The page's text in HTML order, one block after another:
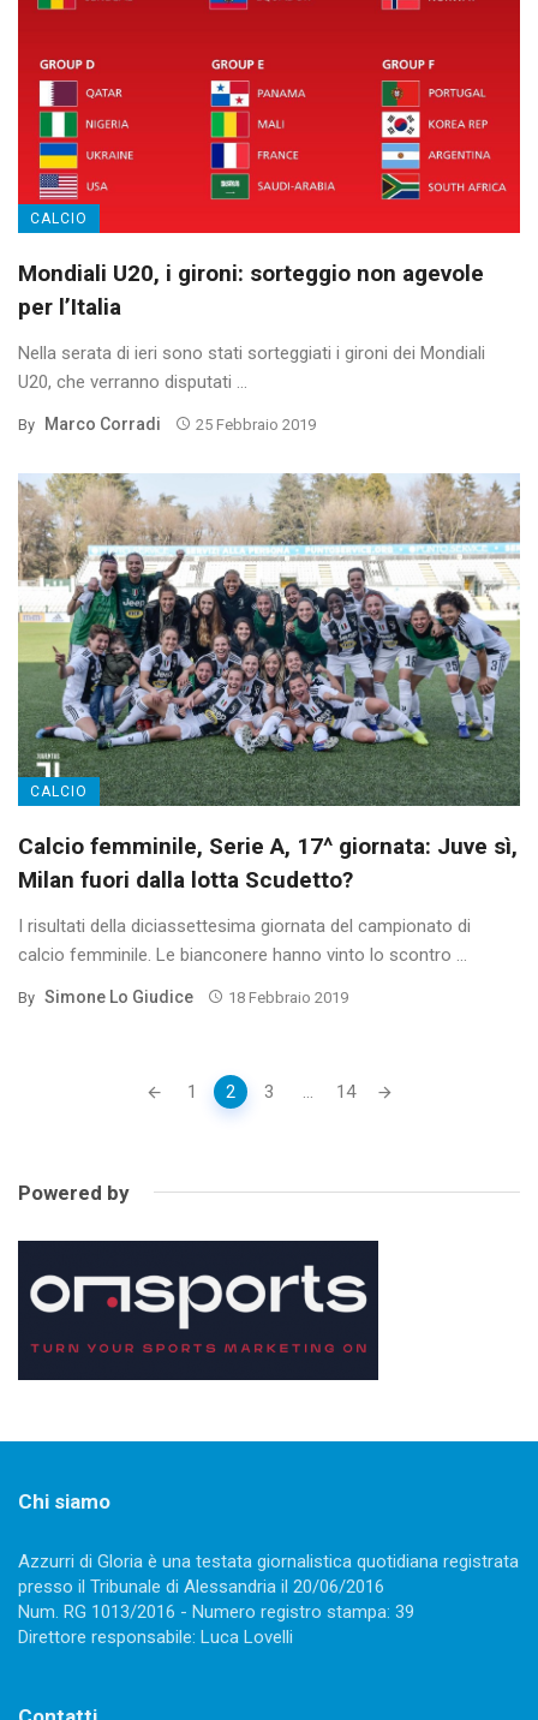
CALCIO
Mondiali U20, i gironi: sorteggio non agevole
per l’Italia
Nella serata di ieri sono stati sorteggiati i gironi dei Mondiali
U20, che verranno disputati ...
By Marco Corradi 25 Febbraio 2019
CALCIO
Calcio femminile, Serie A, 17^ giornata: Juve sì,
Milan fuori dalla lotta Scudetto?
I risultati della diciassettesima giornata del campionato di
calcio femminile. Le bianconere hanno vinto lo scontro ...
By Simone Lo Giudice 18 Febbraio 2019
1 2 3 ... 14
Powered by
Chi siamo
Azzurri di Gloria è una testata giornalistica quotidiana registrata
presso il Tribunale di Alessandria il 20/06/2016
Num. RG 1013/2016 - Numero registro stampa: 39
Direttore responsabile: Luca Lovelli